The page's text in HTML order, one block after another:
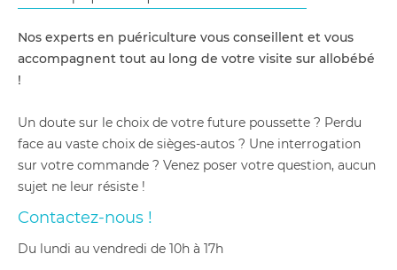
Nos experts en puériculture vous conseillent et vous
accompagnent tout au long de votre visite sur allobébé
!
Un doute sur le choix de votre future poussette ? Perdu
face au vaste choix de sièges-autos ? Une interrogation
sur votre commande ? Venez poser votre question, aucun
sujet ne leur résiste !
Contactez-nous !
du lundi au vendredi de 10h à 17h